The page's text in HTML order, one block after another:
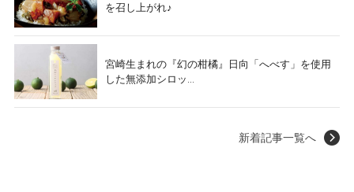
を召し上がれ♪
宮崎生まれの『幻の柑橘』日向「へべす」を使用
した無添加シロッ...
新着記事一覧へ